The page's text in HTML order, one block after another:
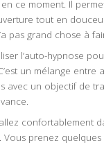
ce moment. Il
tout en
pas grand chose à
l’auto-hypnose
un mélange entre
avec un objectif de
confortablement
Vous prenez